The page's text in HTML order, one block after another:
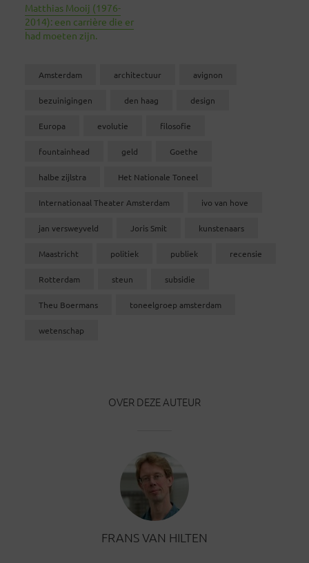
Matthias Mooij (1976-
2014): een carrière die er
had moeten zijn.
Amsterdam architectuur avignon
bezuinigingen den haag design
Europa evolutie filosofie
fountainhead geld Goethe
halbe zijlstra Het Nationale Toneel
Internationaal Theater Amsterdam ivo van hove
jan versweyveld Joris Smit kunstenaars
Maastricht politiek publiek recensie
Rotterdam steun subsidie
Theu Boermans toneelgroep amsterdam
wetenschap
OVER DEZE AUTEUR
FRANS VAN HILTEN